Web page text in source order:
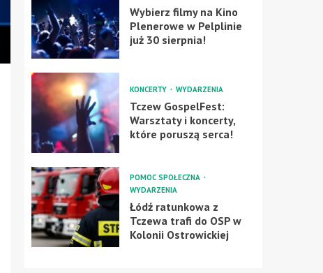
Wybierz filmy na Kino
Plenerowe w Pelplinie
już 30 sierpnia!
KONCERTY WYDARZENIA
Tczew GospelFest:
Warsztaty i koncerty,
które poruszą serca!
POMOC SPOŁECZNA
WYDARZENIA
Łódź ratunkowa z
Tczewa trafi do OSP w
Kolonii Ostrowickiej